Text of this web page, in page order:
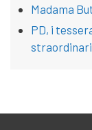
Madama
PD, i